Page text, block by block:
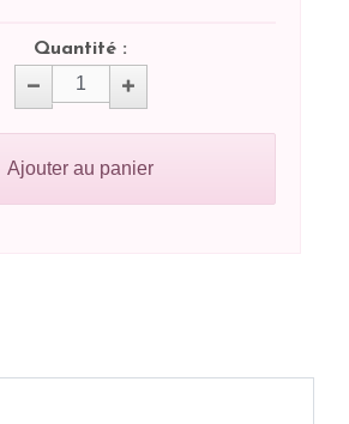
Quantité :
Ajouter au panier